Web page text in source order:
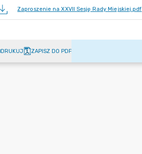
Zaproszenie na XXVII Sesję Rady Miejskiej.pdf
DRUKUJ ZAPISZ DO PDF